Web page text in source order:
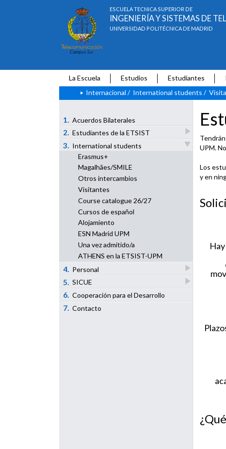
ESCUELA TÉCNICA SUPERIOR DE
INGENIERÍA Y SISTEMAS DE
UNIVERSIDAD POLITÉCNICA DE MADRID
La Escuela Estudios Estudiantes
Internacional / International students /
1. Acuerdos Bilaterales
2. Estudiantes de la ETSIST
3. International students
Erasmus+
Magalhães/SMILE
Otros intercambios
Visitantes
Course catalogue 26/27
Cursos de español
Alojamiento
ESN Madrid UPM
Una vez admitido/a
ATHENS en la ETSIST-UPM
4. Personal
5. SICUE
6. Cooperación para el Desarrollo
7. Contacto
UPM.
Los
y en